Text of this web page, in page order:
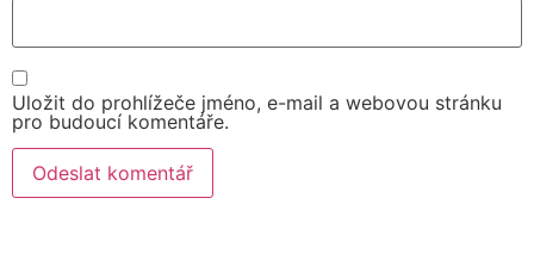
Uložit do prohlížeče jméno, e-mail a webovou stránku
pro budoucí komentáře.